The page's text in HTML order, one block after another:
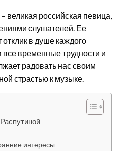
великая российская певица,
слушателей. Ее
отклик в душе каждого
временные трудности и
радовать нас своим
страстью к музыке.
интересы